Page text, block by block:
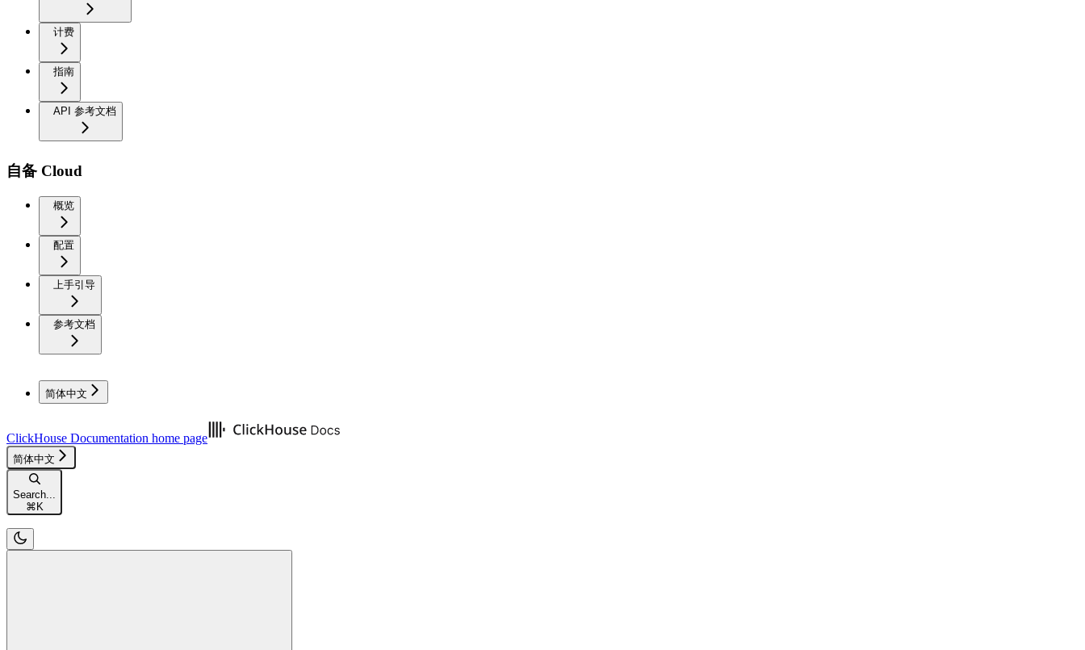
计费
指南
API 参考文档
自备 Cloud
概览
配置
上手引导
参考文档
简体中文
ClickHouse Documentation home page
简体中文
Search...
⌘ K